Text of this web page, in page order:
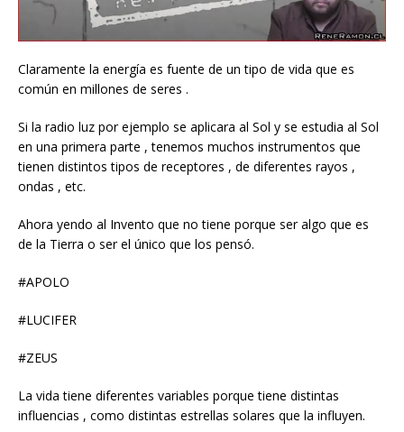
Claramente la energía es fuente de un tipo de vida que es
común en millones de seres .
Si la radio luz por ejemplo se aplicara al Sol y se estudia al Sol
en una primera parte , tenemos muchos instrumentos que
tienen distintos tipos de receptores , de diferentes rayos ,
ondas , etc.
Ahora yendo al Invento que no tiene porque ser algo que es
de la Tierra o ser el único que los pensó.
#APOLO
#LUCIFER
#ZEUS
La vida tiene diferentes variables porque tiene distintas
influencias , como distintas estrellas solares que la influyen.